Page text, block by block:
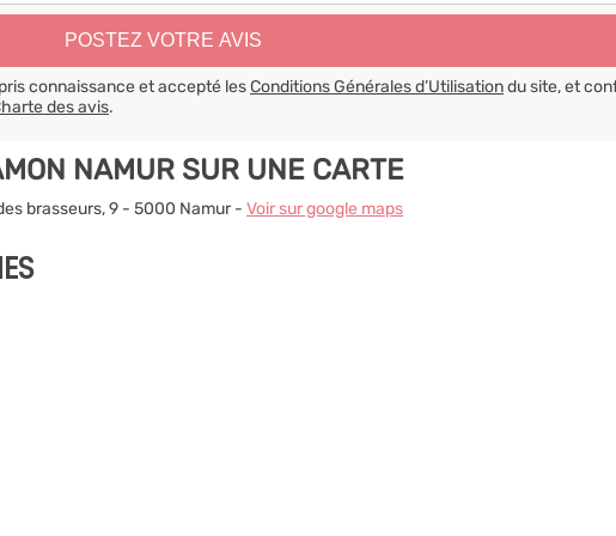
connaissance et accepté lesConditions Générales d’Utilisationdu site, et
des avis.
NAMUR SUR UNE CARTE
brasseurs, 9 - 5000 Namur - Voir sur google maps